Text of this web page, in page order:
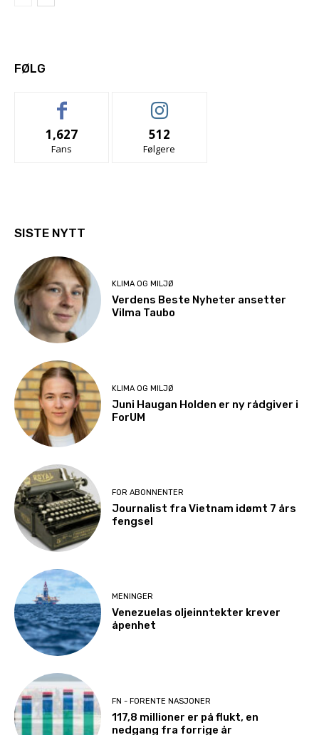
FØLG
1,627
Fans
512
Følgere
SISTE NYTT
KLIMA OG MILJØ
Verdens Beste Nyheter ansetter
Vilma Taubo
KLIMA OG MILJØ
Juni Haugan Holden er ny rådgiver i
ForUM
FOR ABONNENTER
Journalist fra Vietnam idømt 7 års
fengsel
MENINGER
Venezuelas oljeinntekter krever
åpenhet
FN - FORENTE NASJONER
117,8 millioner er på flukt, en
nedgang fra forrige år